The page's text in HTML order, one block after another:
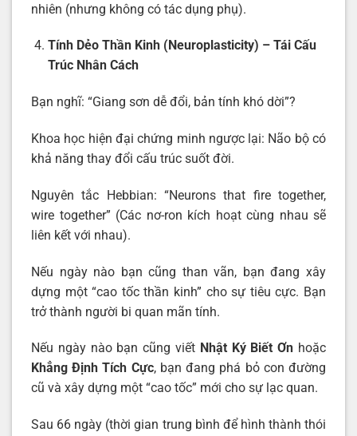
nhiên (nhưng không có tác dụng phụ).
Tính Dẻo Thần Kinh (Neuroplasticity) – Tái Cấu
Trúc Nhân Cách
Bạn nghĩ: “Giang sơn dễ đổi, bản tính khó dời”?
Khoa học hiện đại chứng minh ngược lại: Não bộ có
khả năng thay đổi cấu trúc suốt đời.
Nguyên tắc Hebbian: “Neurons that fire together,
wire together” (Các nơ-ron kích hoạt cùng nhau sẽ
liên kết với nhau).
Nếu ngày nào bạn cũng than vãn, bạn đang xây
dựng một “cao tốc thần kinh” cho sự tiêu cực. Bạn
trở thành người bi quan mãn tính.
Nếu ngày nào bạn cũng viết Nhật Ký Biết Ơn hoặc
Khẳng Định Tích Cực, bạn đang phá bỏ con đường
cũ và xây dựng một “cao tốc” mới cho sự lạc quan.
Sau 66 ngày (thời gian trung bình để hình thành thói